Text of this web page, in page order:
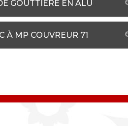
GOUTTIÈRE EN ALU
À MP COUVREUR 71